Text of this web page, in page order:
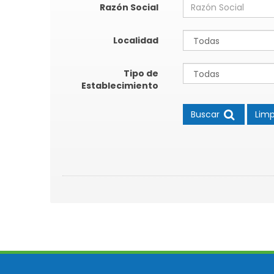
Razón Social
Localidad
Tipo de
Establecimiento
Buscar